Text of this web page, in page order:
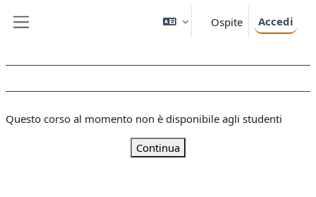
Ospite Accedi
Questo corso al momento non è disponibile agli studenti
Continua